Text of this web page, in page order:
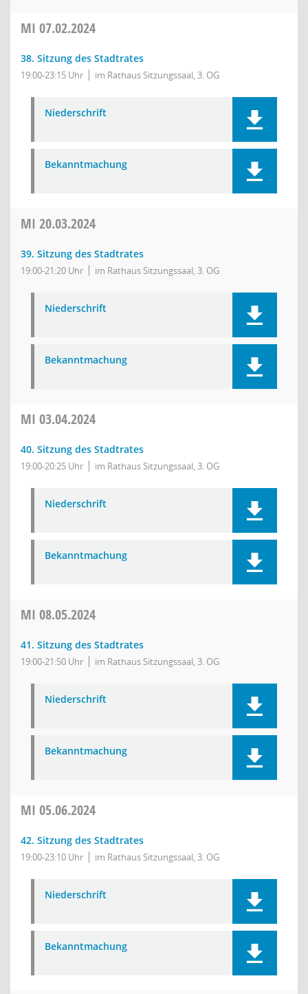
MI 07.02.2024
38. Sitzung des Stadtrates
19:00-23:15 Uhr im Rathaus Sitzungssaal, 3. OG
Niederschrift
Bekanntmachung
MI 20.03.2024
39. Sitzung des Stadtrates
19:00-21:20 Uhr im Rathaus Sitzungssaal, 3. OG
Niederschrift
Bekanntmachung
MI 03.04.2024
40. Sitzung des Stadtrates
19:00-20:25 Uhr im Rathaus Sitzungssaal, 3. OG
Niederschrift
Bekanntmachung
MI 08.05.2024
41. Sitzung des Stadtrates
19:00-21:50 Uhr im Rathaus Sitzungssaal, 3. OG
Niederschrift
Bekanntmachung
MI 05.06.2024
42. Sitzung des Stadtrates
19:00-23:10 Uhr im Rathaus Sitzungssaal, 3. OG
Niederschrift
Bekanntmachung